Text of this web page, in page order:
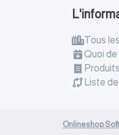
Tous
Quoi de
Liste
Onlineshop